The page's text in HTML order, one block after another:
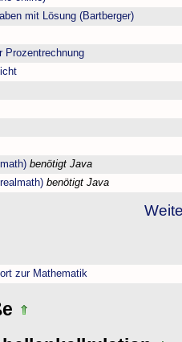
mit Lösung (Bartberger)
Prozentrechnung
benötigt Java
benötigt Java
zur Mathematik